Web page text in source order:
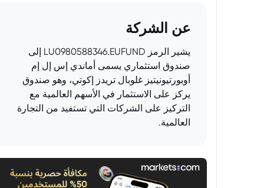
عن الشركة
يشير الرمز LU0980588346.EUFUND إلى
صندوق استثماري يسمى أماندي إس إل إم
أوبورتيونيتيز غلوبال تريدز إكوتي، وهو صندوق
يركز على الاستثمار في الأسهم العالمية مع
التركيز على الشركات التي تستفيد من التجارة
العالمية.